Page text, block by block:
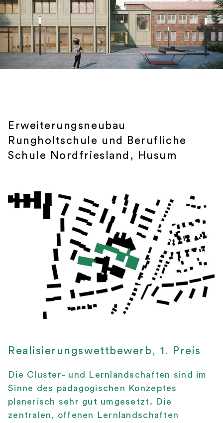
Erweiterungsneubau
Rungholtschule und Berufliche
Schule Nordfriesland, Husum
Realisierungswettbewerb, 1. Preis
Die Cluster- und Lernlandschaften sind im
Sinne des pädagogischen Konzeptes
planerisch sehr gut umgesetzt. Die
zentralen, offenen Lernlandschaften